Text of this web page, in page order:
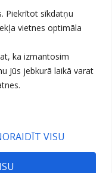
Piekrītot sīkdatņu
vietnes optimāla
ka izmantosim
Jūs jebkurā laikā varat
VISU
Mājas lapas moderators
Next page